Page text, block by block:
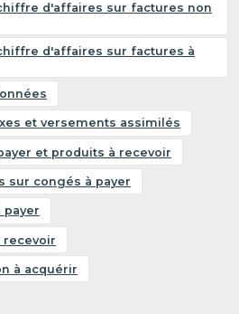
d'affaires sur factures non
d'affaires sur factures à
et versements assimilés
et produits à recevoir
sur congés à payer
payer
recevoir
à acquérir